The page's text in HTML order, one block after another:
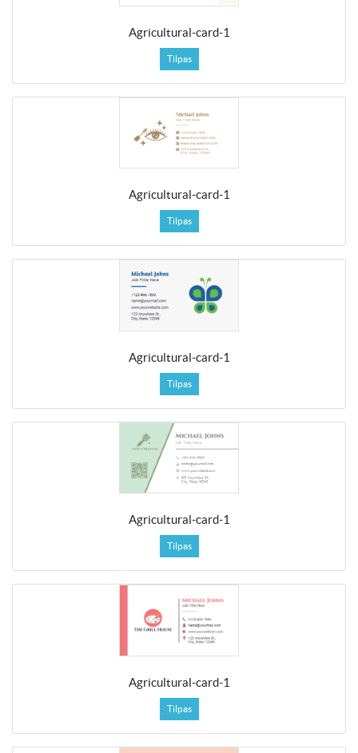
Agricultural-card-1
Tilpas
Agricultural-card-1
Tilpas
Agricultural-card-1
Tilpas
Agricultural-card-1
Tilpas
Agricultural-card-1
Tilpas